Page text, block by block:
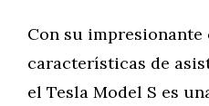
Con su impresionante
características de
el Tesla Model S es